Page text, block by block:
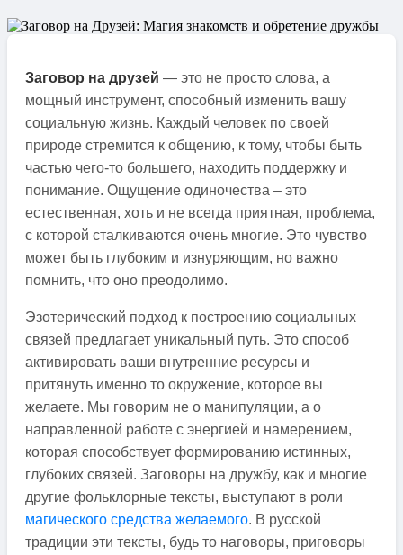
Заговор на друзей — это не просто слова, а
мощный инструмент, способный изменить вашу
социальную жизнь. Каждый человек по своей
природе стремится к общению, к тому, чтобы быть
частью чего-то большего, находить поддержку и
понимание. Ощущение одиночества – это
естественная, хоть и не всегда приятная, проблема,
с которой сталкиваются очень многие. Это чувство
может быть глубоким и изнуряющим, но важно
помнить, что оно преодолимо.
Эзотерический подход к построению социальных
связей предлагает уникальный путь. Это способ
активировать ваши внутренние ресурсы и
притянуть именно то окружение, которое вы
желаете. Мы говорим не о манипуляции, а о
направленной работе с энергией и намерением,
которая способствует формированию истинных,
глубоких связей. Заговоры на дружбу, как и многие
другие фольклорные тексты, выступают в роли
магического средства желаемого. В русской
традиции эти тексты, будь то наговоры, приговоры